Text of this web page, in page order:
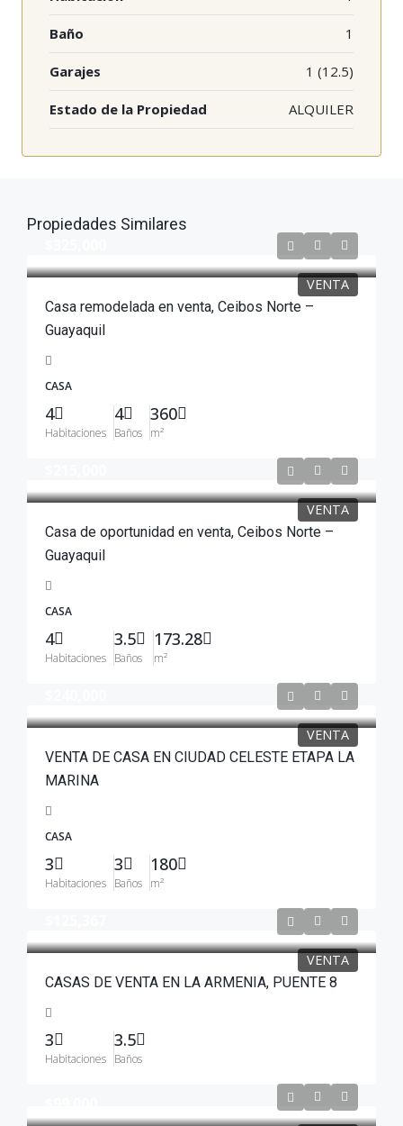
Baño 1
Garajes 1 (12.5)
Estado de la Propiedad ALQUILER
Propiedades Similares
VENTA
Casa remodelada en venta, Ceibos Norte –
Guayaquil
CASA
4
Habitaciones
4
Baños
360
m²
VENTA
Casa de oportunidad en venta, Ceibos Norte –
Guayaquil
CASA
4
Habitaciones
3.5
Baños
173.28
m²
VENTA
VENTA DE CASA EN CIUDAD CELESTE ETAPA LA
MARINA
CASA
3
Habitaciones
3
Baños
180
m²
VENTA
CASAS DE VENTA EN LA ARMENIA, PUENTE 8
3
Habitaciones
3.5
Baños